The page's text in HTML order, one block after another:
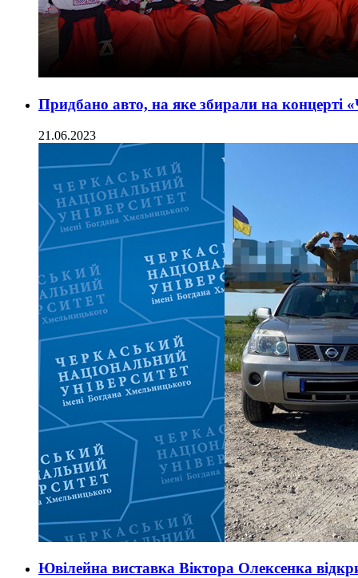
Придбано авто, на яке збирали на концерті
21.06.2023
Ювілейна виставка Віктора Олексенка